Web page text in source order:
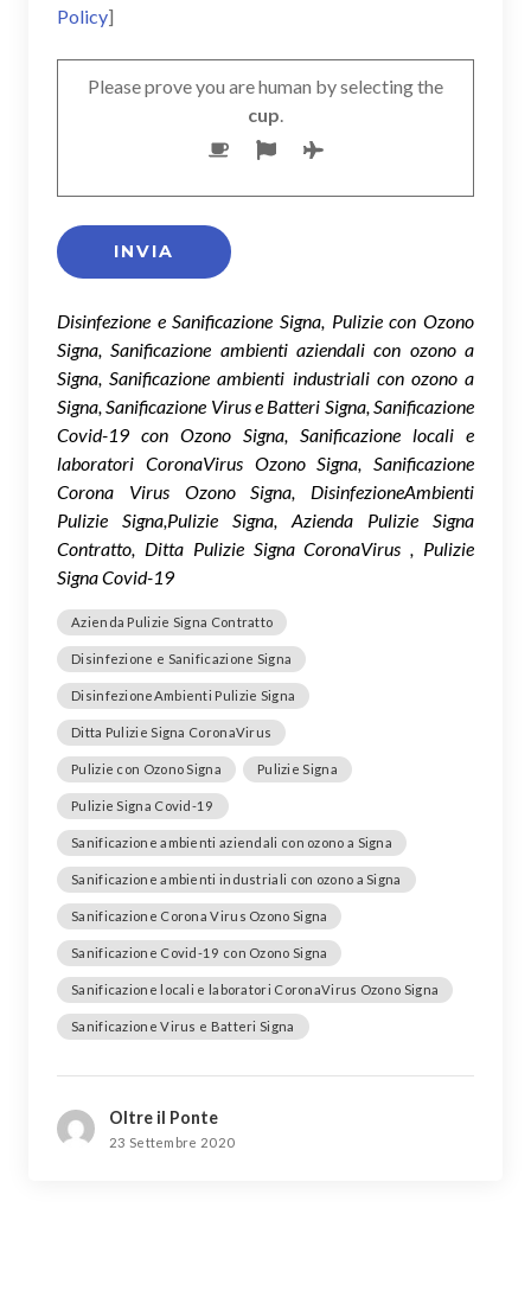
Policy]
Please prove you are human by selecting the
cup.
Disinfezione e Sanificazione Signa, Pulizie con Ozono
Signa, Sanificazione ambienti aziendali con ozono a
Signa, Sanificazione ambienti industriali con ozono a
Signa, Sanificazione Virus e Batteri Signa, Sanificazione
Covid-19 con Ozono Signa, Sanificazione locali e
laboratori CoronaVirus Ozono Signa, Sanificazione
Corona Virus Ozono Signa, DisinfezioneAmbienti
Pulizie Signa,Pulizie Signa, Azienda Pulizie Signa
Contratto, Ditta Pulizie Signa CoronaVirus , Pulizie
Signa Covid-19
Azienda Pulizie Signa Contratto
Disinfezione e Sanificazione Signa
DisinfezioneAmbienti Pulizie Signa
Ditta Pulizie Signa CoronaVirus
Pulizie con Ozono Signa Pulizie Signa
Pulizie Signa Covid-19
Sanificazione ambienti aziendali con ozono a Signa
Sanificazione ambienti industriali con ozono a Signa
Sanificazione Corona Virus Ozono Signa
Sanificazione Covid-19 con Ozono Signa
Sanificazione locali e laboratori CoronaVirus Ozono Signa
Sanificazione Virus e Batteri Signa
Oltre il Ponte
23 Settembre 2020